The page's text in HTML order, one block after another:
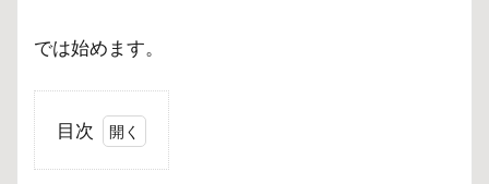
では始めます。
目次